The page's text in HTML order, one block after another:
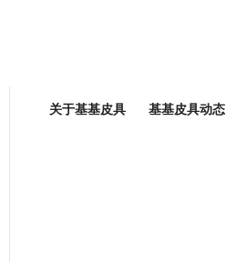
关于基基皮具 基基皮具动态